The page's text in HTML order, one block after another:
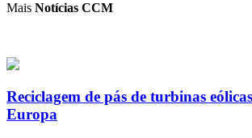
Mais Notícias CCM
Reciclagem de pás de turbinas
Europa